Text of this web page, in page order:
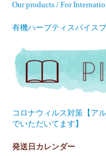
Our products / For
有機ハーブティスパイス
コロナウィルス対策【ア
でいただいてます】
発送日カレンダー